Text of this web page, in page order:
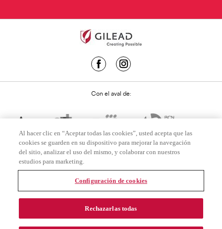
Con el aval de:
USO LEGAL
Al hacer clic en “Aceptar todas las cookies”, usted acepta que las
cookies se guarden en su dispositivo para mejorar la navegación
del sitio, analizar el uso del mismo, y colaborar con nuestros
estudios para marketing.
Configuración de cookies
Rechazarlas todas